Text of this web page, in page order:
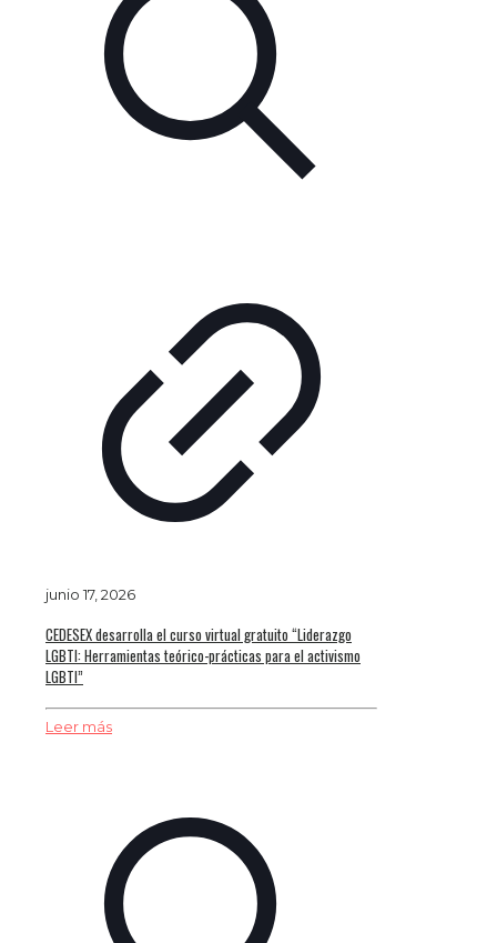
junio 17, 2026
CEDESEX desarrolla el curso virtual gratuito “Liderazgo
LGBTI: Herramientas teórico-prácticas para el activismo
LGBTI”
Leer más